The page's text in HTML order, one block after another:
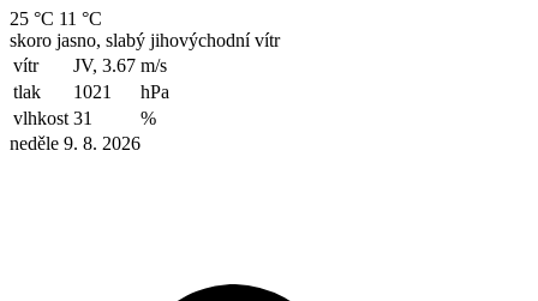
25 °C 11 °C
skoro jasno, slabý jihovýchodní vítr
vítr
JV, 3.67 m/s
tlak
1021
hPa
vlhkost 31
%
neděle 9. 8. 2026